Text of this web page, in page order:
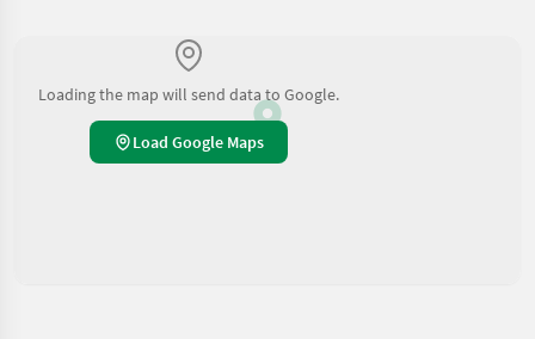
Loading the map will send data to Google.
Load Google Maps